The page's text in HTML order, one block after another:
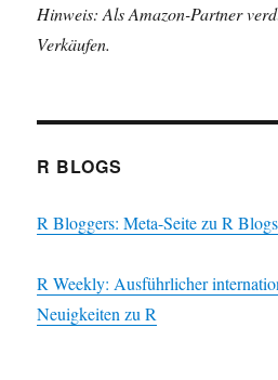
Hinweis: Als Amazon-Partner
Verkäufen.
R BLOGS
R Bloggers: Meta-Seite zu R Blogs
R Weekly: Ausführlicher
Neuigkeiten zu R